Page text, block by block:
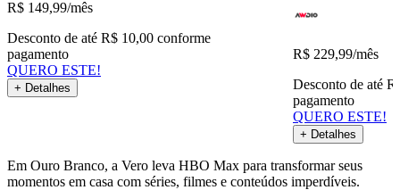
R$ 149,99/mês
Desconto de até R$ 10,00 conforme
pagamento
QUERO ESTE!
+ Detalhes
R$ 229,99/mês
Desconto de até
pagamento
QUERO ESTE!
+ Detalhes
Em Ouro Branco, a Vero leva HBO Max para transformar seus
momentos em casa com séries, filmes e conteúdos imperdíveis.